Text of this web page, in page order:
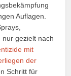
Auflagen.
gezielt nach
mit
der
Schritt für